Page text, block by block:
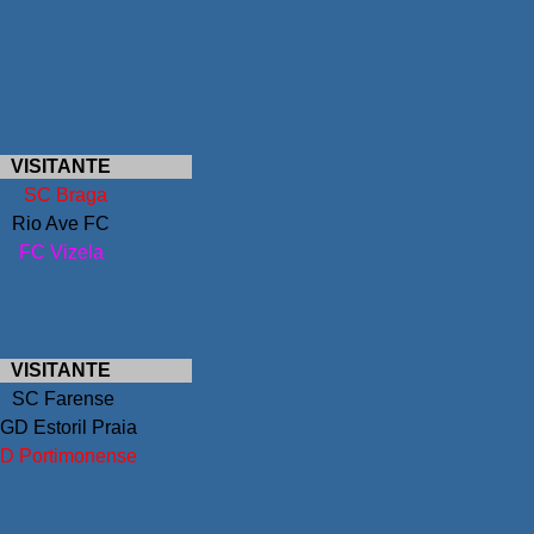
VISITANTE
SC Braga
Rio Ave FC
FC Vizela
VISITANTE
SC Farense
GD Estoril Praia
Portimonense